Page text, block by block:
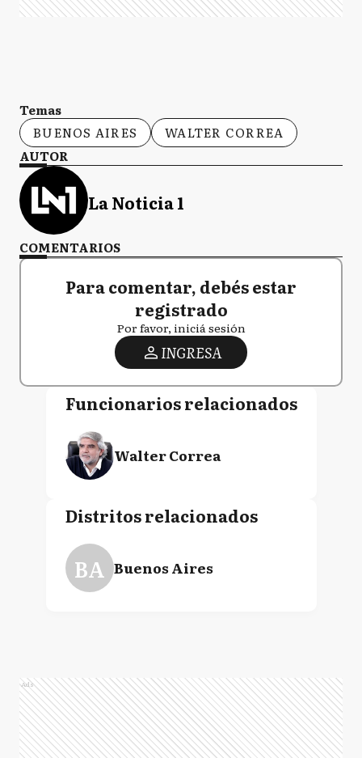
Temas
BUENOS AIRES
WALTER CORREA
AUTOR
La Noticia 1
COMENTARIOS
Para comentar, debés estar
registrado
Por favor, iniciá sesión
INGRESA
Funcionarios relacionados
Walter Correa
Distritos relacionados
BA Buenos Aires
Ads